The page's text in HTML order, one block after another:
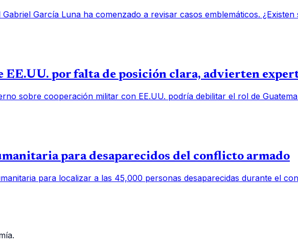
García Luna ha comenzado a revisar casos emblemáticos. ¿Existen
EE.UU. por falta de posición clara, advierten
sobre cooperación militar con EE.UU. podría debilitar el rol de
para desaparecidos del conflicto armado
para localizar a las 45,000 personas desaparecidas durante el